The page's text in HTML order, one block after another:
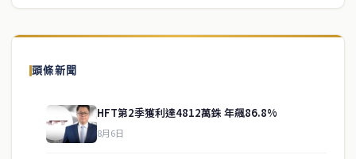
頭條新聞
HFT第2季獲利達4812萬銖 年飆86.8%
8月6日